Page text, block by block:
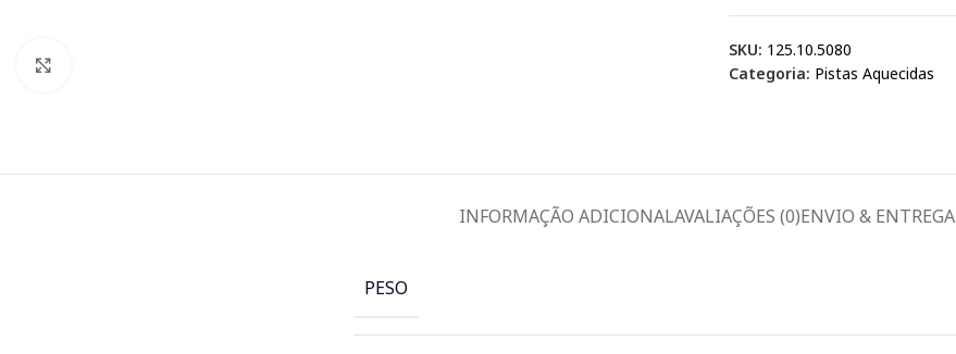
SKU: 125.10.5080
Categoria: Pistas Aquecidas
INFORMAÇÃO ADICIONALAVALIAÇÕES (0)ENVIO & ENTREGA
PESO